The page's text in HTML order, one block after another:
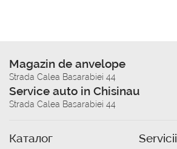
Magazin de anvelope
Strada Calea Basarabiei 44
Service auto in Chisinau
Strada Calea Basarabiei 44
Каталог Servicii